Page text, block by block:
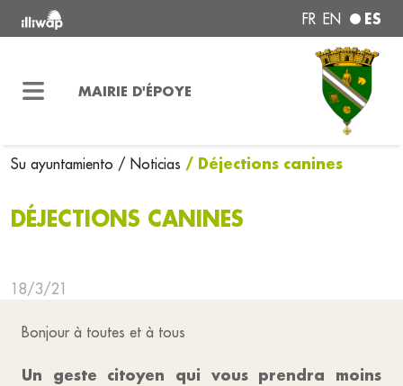
FR EN ES
MAIRIE D'ÉPOYE
Su ayuntamiento / Noticias / Déjections canines
DÉJECTIONS CANINES
18/3/21
Bonjour à toutes et à tous
Un geste citoyen qui vous prendra moins